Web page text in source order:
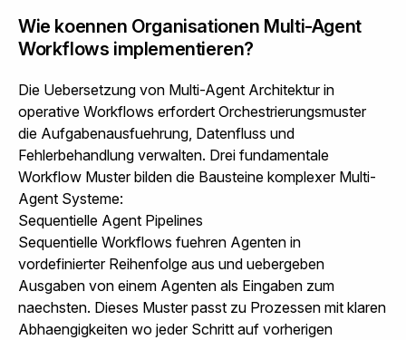
Wie koennen Organisationen Multi-Agent
Workflows implementieren?
Die Uebersetzung von Multi-Agent Architektur in
operative Workflows erfordert Orchestrierungsmuster
die Aufgabenausfuehrung, Datenfluss und
Fehlerbehandlung verwalten. Drei fundamentale
Workflow Muster bilden die Bausteine komplexer Multi-
Agent Systeme:
Sequentielle Agent Pipelines
Sequentielle Workflows fuehren Agenten in
vordefinierter Reihenfolge aus und uebergeben
Ausgaben von einem Agenten als Eingaben zum
naechsten. Dieses Muster passt zu Prozessen mit klaren
Abhaengigkeiten wo jeder Schritt auf vorherigen